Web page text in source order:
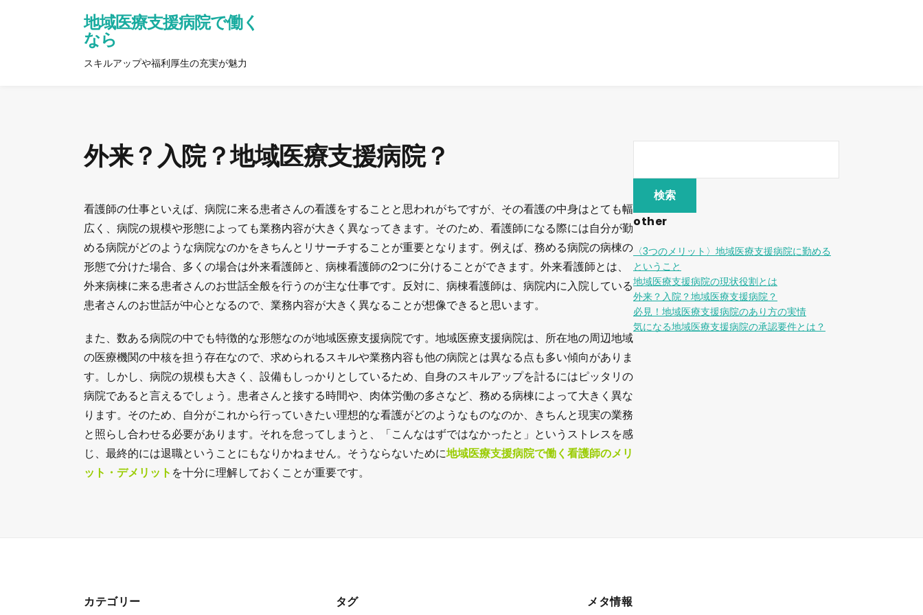
地域医療支援病院で働く
なら
スキルアップや福利厚生の充実が魅力
外来？入院？地域医療支援病院？
看護師の仕事といえば、病院に来る患者さんの看護をすることと思われがちですが、その看護の中身はとても幅
広く、病院の規模や形態によっても業務内容が大きく異なってきます。そのため、看護師になる際には自分が勤
める病院がどのような病院なのかをきちんとリサーチすることが重要となります。例えば、務める病院の病棟の
形態で分けた場合、多くの場合は外来看護師と、病棟看護師の2つに分けることができます。外来看護師とは、
外来病棟に来る患者さんのお世話全般を行うのが主な仕事です。反対に、病棟看護師は、病院内に入院している
患者さんのお世話が中心となるので、業務内容が大きく異なることが想像できると思います。
また、数ある病院の中でも特徴的な形態なのが地域医療支援病院です。地域医療支援病院は、所在地の周辺地域
の医療機関の中核を担う存在なので、求められるスキルや業務内容も他の病院とは異なる点も多い傾向がありま
す。しかし、病院の規模も大きく、設備もしっかりとしているため、自身のスキルアップを計るにはピッタリの
病院であると言えるでしょう。患者さんと接する時間や、肉体労働の多さなど、務める病棟によって大きく異な
ります。そのため、自分がこれから行っていきたい理想的な看護がどのようなものなのか、きちんと現実の業務
と照らし合わせる必要があります。それを怠ってしまうと、「こんなはずではなかったと」というストレスを感
じ、最終的には退職ということにもなりかねません。そうならないために地域医療支援病院で働く看護師のメリ
ット・デメリット を十分に理解しておくことが重要です。
other
〈3つのメリット〉地域医療支援病院に勤める
ということ
地域医療支援病院の現状役割とは
外来？入院？地域医療支援病院？
必見！地域医療支援病院のあり方の実情
気になる地域医療支援病院の承認要件とは？
カテゴリー タグ メタ情報